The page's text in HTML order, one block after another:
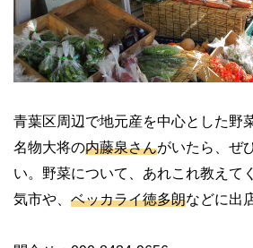
青葉区周辺で地元産を中心とした野
名物大将の内藤泉さんがいたら、ぜ
い。野菜について、あれこれ教えて
気市や、 ベッカライ徳多朗などに出